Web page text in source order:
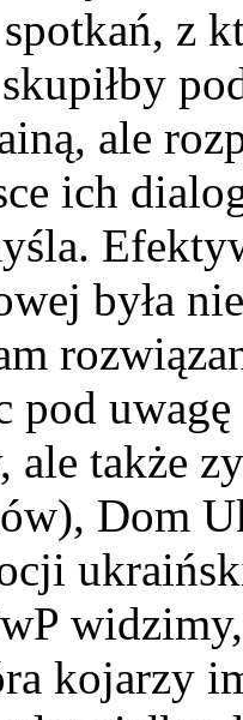
spotkań, z
ale
ich
była
ale także
Dom
kojarzy